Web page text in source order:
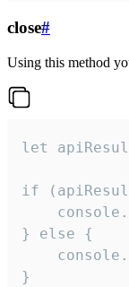
close#
Using this method
let
if
} else {
}